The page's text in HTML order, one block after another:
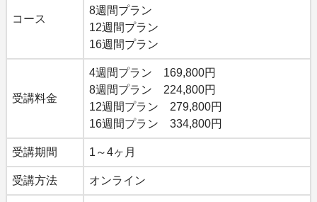
コース
8週間プラン
12週間プラン
16週間プラン
受講料金
4週間プラン 169,800円
8週間プラン 224,800円
12週間プラン 279,800円
16週間プラン 334,800円
受講期間 1～4ヶ月
受講方法 オンライン